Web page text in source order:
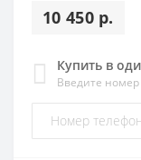
10 450 р.
Купить в
Введите